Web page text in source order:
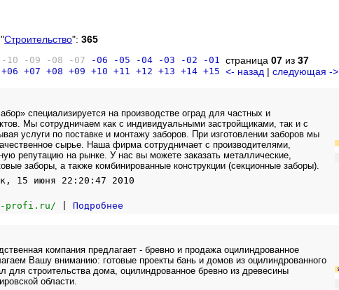
Строительство": 365
-10 -09 -08 -07 -06 -05 -04 -03 -02 -01 страница 07 из 37
+06 +07 +08 +09 +10 +11 +12 +13 +14 +15 <- назад | следующая ->
специализируется на производстве оград для частных и
Мы сотрудничаем как с индивидуальными застройщиками, так и с
услуги по поставке и монтажу заборов. При изготовлении заборов мы
сырье. Наша фирма сотрудничает с производителями,
репутацию на рынке. У нас вы можете заказать металлические,
заборы, а также комбинированные конструкции (секционные заборы).
15 июня 22:20:47 2010
profi.ru/
Подробнее
компания предлагает - бревно и продажа оцилиндрованное
Вашу вниманию: готовые проекты бань и домов из оцилиндрованного
для строительства дома, оцилиндрованное бревно из древесины
области.